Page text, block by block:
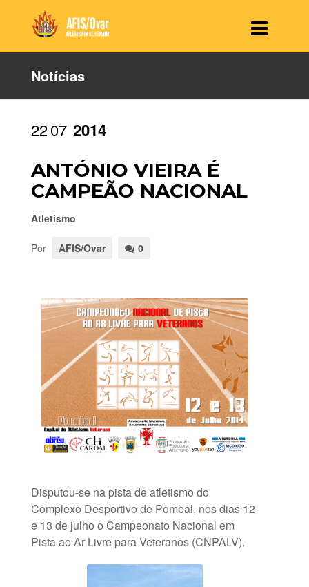
Notícias
2207 2014
ANTÓNIO VIEIRA É
CAMPEÃO NACIONAL
Atletismo
Por AFIS/Ovar 0
Disputou-se na pista de atletismo do
Complexo Desportivo de Pombal, nos dias 12
e 13 de julho o Campeonato Nacional em
Pista ao Ar Livre para Veteranos (CNPALV).